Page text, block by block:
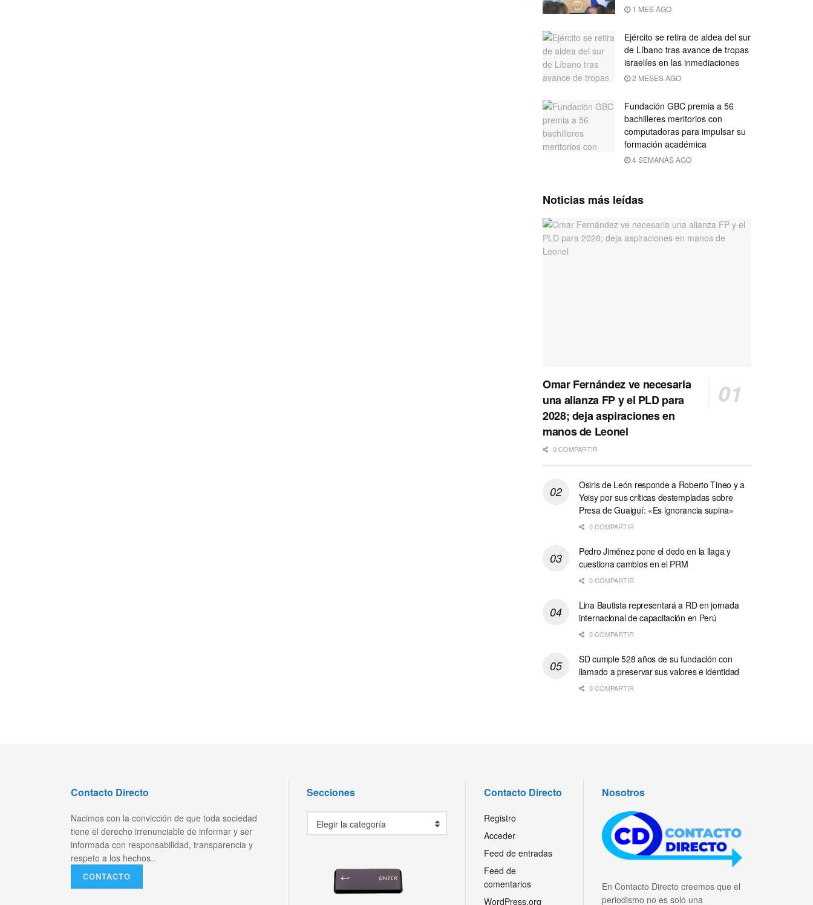
1 MES AGO
Ejército se retira de aldea del sur
de Líbano tras avance de tropas
israelíes en las inmediaciones
2 MESES AGO
Fundación GBC premia a 56
bachilleres meritorios con
computadoras para impulsar su
formación académica
4 SEMANAS AGO
Noticias más leídas
Omar Fernández ve necesaria
una alianza FP y el PLD para
2028; deja aspiraciones en
manos de Leonel
0 COMPARTIR
Osiris de León responde a Roberto Tineo y a
Yeisy por sus críticas destempladas sobre
Presa de Guaiguí: «Es ignorancia supina»
0 COMPARTIR
Pedro Jiménez pone el dedo en la llaga y
cuestiona cambios en el PRM
0 COMPARTIR
Lina Bautista representará a RD en jornada
internacional de capacitación en Perú
0 COMPARTIR
SD cumple 528 años de su fundación con
llamado a preservar sus valores e identidad
0 COMPARTIR
Contacto Directo
Nacimos con la convicción de que toda sociedad
tiene el derecho irrenunciable de informar y ser
informada con responsabilidad, transparencia y
respeto a los hechos..
CONTACTO
Secciones
Elegir la categoría
Contacto Directo
Registro
Acceder
Feed de entradas
Feed de
comentarios
WordPress.org
Nosotros
En Contacto Directo creemos que el
periodismo no es solo una